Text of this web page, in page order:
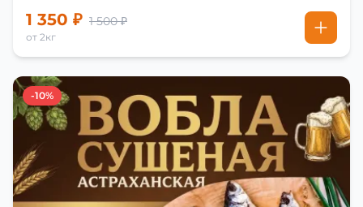
1 350 ₽ 1 500 ₽
от 2кг
-10%